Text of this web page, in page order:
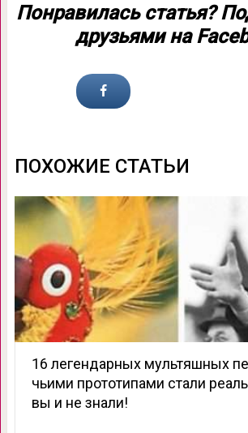
Понравилась статья?
друзьями на
ПОХОЖИЕ СТАТЬИ
16 легендарных мультяшных
чьими прототипами стали
вы и не знали!